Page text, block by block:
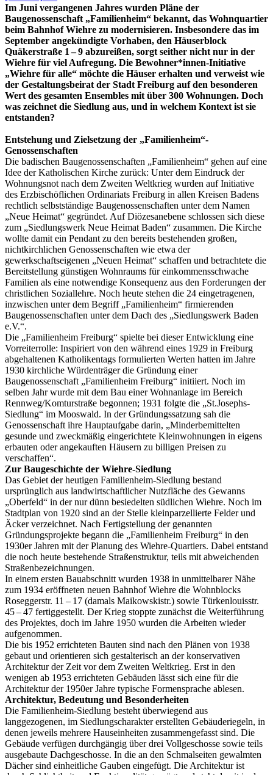
Im Juni vergangenen Jahres wurden Pläne der
Baugenossenschaft „Familienheim“ bekannt, das Wohnquartier
beim Bahnhof Wiehre zu modernisieren. Insbesondere das im
September angekündigte Vorhaben, den Häuserblock
Quäkerstraße 1 – 9 abzureißen, sorgt seither nicht nur in der
Wiehre für viel Aufregung. Die Bewohner*innen-Initiative
„Wiehre für alle“ möchte die Häuser erhalten und verweist wie
der Gestaltungsbeirat der Stadt Freiburg auf den besonderen
Wert des gesamten Ensembles mit über 300 Wohnungen. Doch
was zeichnet die Siedlung aus, und in welchem Kontext ist sie
entstanden?
Entstehung und Zielsetzung der „Familienheim“-
Genossenschaften
Die badischen Baugenossenschaften „Familienheim“ gehen auf eine
Idee der Katholischen Kirche zurück: Unter dem Eindruck der
Wohnungsnot nach dem Zweiten Weltkrieg wurden auf Initiative
des Erzbischöflichen Ordinariats Freiburg in allen Kreisen Badens
rechtlich selbstständige Baugenossenschaften unter dem Namen
„Neue Heimat“ gegründet. Auf Diözesanebene schlossen sich diese
zum „Siedlungswerk Neue Heimat Baden“ zusammen. Die Kirche
wollte damit ein Pendant zu den bereits bestehenden großen,
nichtkirchlichen Genossenschaften wie etwa der
gewerkschaftseigenen „Neuen Heimat“ schaffen und betrachtete die
Bereitstellung günstigen Wohnraums für einkommensschwache
Familien als eine notwendige Konsequenz aus den Forderungen der
christlichen Soziallehre. Noch heute stehen die 24 eingetragenen,
inzwischen unter dem Begriff „Familienheim“ firmierenden
Baugenossenschaften unter dem Dach des „Siedlungswerk Baden
e.V.“.
Die „Familienheim Freiburg“ spielte bei dieser Entwicklung eine
Vorreiterrolle: Inspiriert von den während eines 1929 in Freiburg
abgehaltenen Katholikentags formulierten Werten hatten im Jahre
1930 kirchliche Würdenträger die Gründung einer
Baugenossenschaft „Familienheim Freiburg“ initiiert. Noch im
selben Jahr wurde mit dem Bau einer Wohnanlage im Bereich
Rennweg/Komturstraße begonnen; 1931 folgte die „St.Josephs-
Siedlung“ im Mooswald. In der Gründungssatzung sah die
Genossenschaft ihre Hauptaufgabe darin, „Minderbemittelten
gesunde und zweckmäßig eingerichtete Kleinwohnungen in eigens
erbauten oder angekauften Häusern zu billigen Preisen zu
verschaffen“.
Zur Baugeschichte der Wiehre-Siedlung
Das Gebiet der heutigen Familienheim-Siedlung bestand
ursprünglich aus landwirtschaftlicher Nutzfläche des Gewanns
„Oberfeld“ in der nur dünn besiedelten südlichen Wiehre. Noch im
Stadtplan von 1920 sind an der Stelle kleinparzellierte Felder und
Äcker verzeichnet. Nach Fertigstellung der genannten
Gründungsprojekte begann die „Familienheim Freiburg“ in den
1930er Jahren mit der Planung des Wiehre-Quartiers. Dabei entstand
die noch heute bestehende Straßenstruktur, teils mit abweichenden
Straßenbezeichnungen.
In einem ersten Bauabschnitt wurden 1938 in unmittelbarer Nähe
zum 1934 eröffneten neuen Bahnhof Wiehre die Wohnblocks
Roseggerstr. 11 – 17 (damals Maikowskistr.) sowie Türkenlouisstr.
45 – 47 fertiggestellt. Der Krieg stoppte zunächst die Weiterführung
des Projektes, doch im Jahre 1950 wurden die Arbeiten wieder
aufgenommen.
Die bis 1952 errichteten Bauten sind nach den Plänen von 1938
gebaut und orientieren sich gestalterisch an der konservativen
Architektur der Zeit vor dem Zweiten Weltkrieg. Erst in den
wenigen ab 1953 errichteten Gebäuden lässt sich eine für die
Architektur der 1950er Jahre typische Formensprache ablesen.
Architektur, Bedeutung und Besonderheiten
Die Familienheim-Siedlung besteht überwiegend aus
langgezogenen, im Siedlungscharakter erstellten Gebäuderiegeln, in
denen jeweils mehrere Hauseinheiten zusammengefasst sind. Die
Gebäude verfügen durchgängig über drei Vollgeschosse sowie teils
ausgebaute Dachgeschosse. In die an den Schmalseiten gewalmten
Dächer sind einheitliche Gauben eingefügt. Die Architektur ist